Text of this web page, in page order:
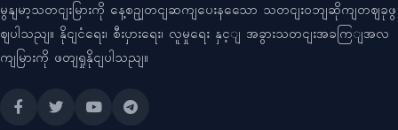
မွနျမာ့သတငျးမြားကို နေ့စဥျတငျဆကျပေးနသေော သတငျးဝဘျဆိုကျတဈခုဖွ
ဈပါသညျ။ နိုငျငံရေး၊ စီးပှားရေး၊ လူမှုရေး နှင့ျ အခွားသတငျးအခကြျအလ
ကျမြားကို ဖတျရှုနိုငျပါသညျ။